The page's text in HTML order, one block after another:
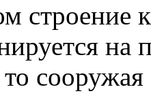
строение
сооружая